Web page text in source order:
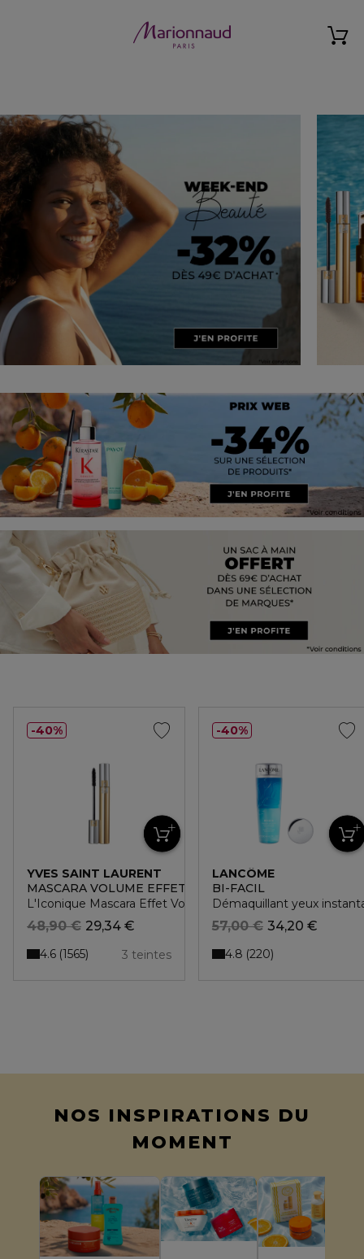
YVES SAINT LAURENT
MASCARA VOLUME EFFET FAUX CILS
L'Iconique Mascara Effet Volume et Longueur
29,34 €
48,90 €
3 teintes
4.6 1565
40%
LANCÔME
BI-FACIL
Démaquillant yeux
34,20 €
57,00 €
4.8 220
40%
NOS INSPIRATIONS DU
MOMENT